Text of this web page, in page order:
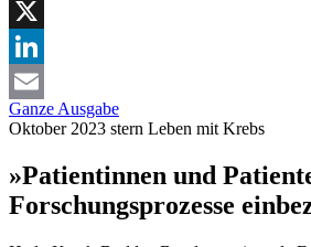
Facebook
X
LinkedIn
Email
Ganze Ausgabe
Oktober 2023 stern Leben mit Krebs
»Patientinnen und
Forschungsprozesse